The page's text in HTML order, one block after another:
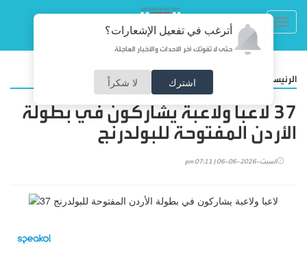
أترغب في تفعيل الإشعارات؟
حتى لا تفوتك آخر الأحداث والأخبار العاجلة
اشترك لا شكراً الرئيسية
37 لاعبا ولاعبة يشاركون في بطولة
الأردن المفتوحة للبولدرنج
السبت-2026-06-06 | 07:11 pm